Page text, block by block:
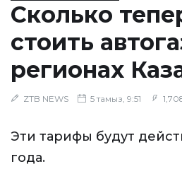
Сколько
стоить
регионах
ZTB NEWS 5 тамыз, 9:51
Эти тарифы будут
года.